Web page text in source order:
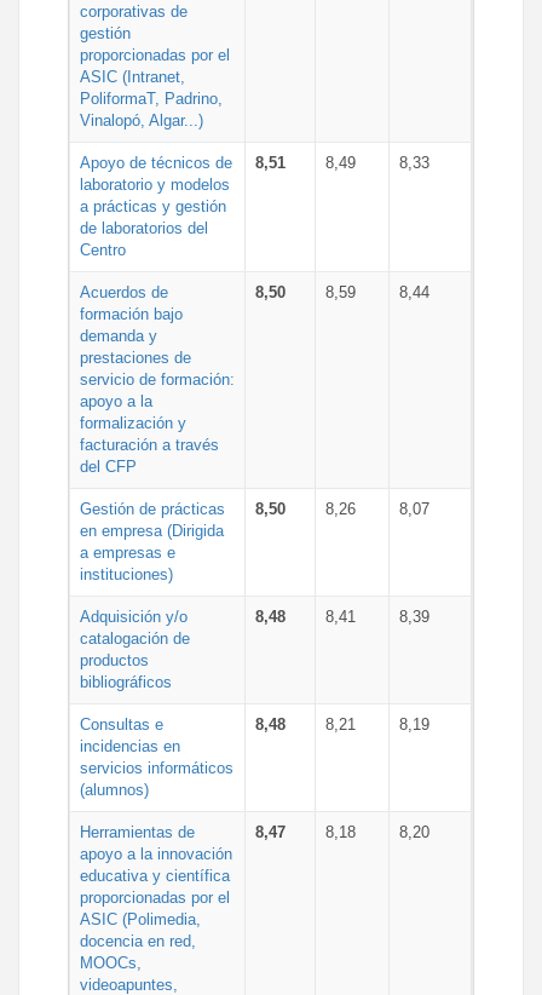
corporativas de
gestión
proporcionadas por el
ASIC (Intranet,
PoliformaT, Padrino,
Vinalopó, Algar...)
Apoyo de técnicos de
laboratorio y modelos
a prácticas y gestión
de laboratorios del
Centro
8,51 8,49 8,33
Acuerdos de
formación bajo
demanda y
prestaciones de
servicio de formación:
apoyo a la
formalización y
facturación a través
del CFP
8,50 8,59 8,44
Gestión de prácticas
en empresa (Dirigida
a empresas e
instituciones)
8,50 8,26 8,07
Adquisición y/o
catalogación de
productos
bibliográficos
8,48 8,41 8,39
Consultas e
incidencias en
servicios informáticos
(alumnos)
8,48 8,21 8,19
Herramientas de
apoyo a la innovación
educativa y científica
proporcionadas por el
ASIC (Polimedia,
docencia en red,
MOOCs,
videoapuntes,
8,47 8,18 8,20